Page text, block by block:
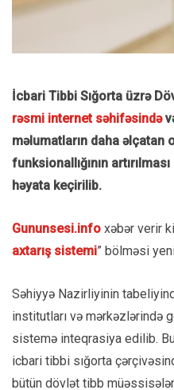
İcbari Tibbi Sığorta üzrə
rəsmi internet səhifəsində
məlumatların daha əlçatan
funksionallığının
həyata keçirilib.
Gununsesi.info xəbər verir
axtarış sistemi” bölməsi
Səhiyyə Nazirliyinin
institutları və mərkəzlərində
sistemə inteqrasiya edilib.
icbari tibbi sığorta
bütün dövlət tibb